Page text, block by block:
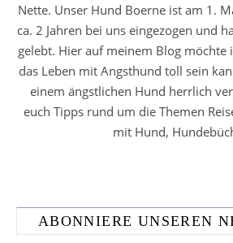
Nette. Unser Hund Boerne ist am 1.
ca. 2 Jahren bei uns eingezogen und
gelebt. Hier auf meinem Blog möchte
das Leben mit Angsthund toll sein
einem ängstlichen Hund herrlich
euch Tipps rund um die Themen
mit Hund,
ABONNIERE UNSEREN